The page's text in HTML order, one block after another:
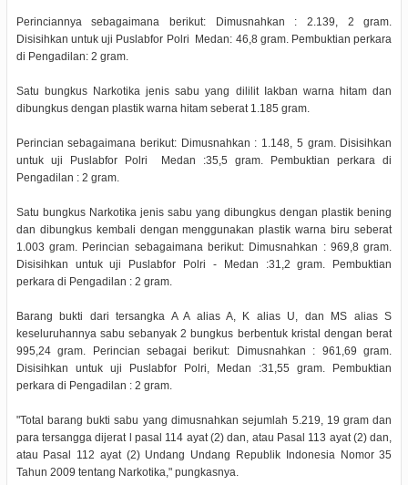
Perinciannya sebagaimana berikut: Dimusnahkan : 2.139, 2 gram.
Disisihkan untuk uji Puslabfor Polri Medan: 46,8 gram. Pembuktian perkara
di Pengadilan: 2 gram.
Satu bungkus Narkotika jenis sabu yang dililit Iakban warna hitam dan
dibungkus dengan plastik warna hitam seberat 1.185 gram.
Perincian sebagaimana berikut: Dimusnahkan : 1.148, 5 gram. Disisihkan
untuk uji Puslabfor Polri Medan :35,5 gram. Pembuktian perkara di
Pengadilan : 2 gram.
Satu bungkus Narkotika jenis sabu yang dibungkus dengan plastik bening
dan dibungkus kembali dengan menggunakan plastik warna biru seberat
1.003 gram. Perincian sebagaimana berikut: Dimusnahkan : 969,8 gram.
Disisihkan untuk uji Puslabfor Polri - Medan :31,2 gram. Pembuktian
perkara di Pengadilan : 2 gram.
Barang bukti dari tersangka A A alias A, K alias U, dan MS alias S
keseluruhannya sabu sebanyak 2 bungkus berbentuk kristal dengan berat
995,24 gram. Perincian sebagai berikut: Dimusnahkan : 961,69 gram.
Disisihkan untuk uji Puslabfor Polri, Medan :31,55 gram. Pembuktian
perkara di Pengadilan : 2 gram.
"Total barang bukti sabu yang dimusnahkan sejumlah 5.219, 19 gram dan
para tersangga dijerat l pasal 114 ayat (2) dan, atau Pasal 113 ayat (2) dan,
atau Pasal 112 ayat (2) Undang Undang Republik Indonesia Nomor 35
Tahun 2009 tentang Narkotika," pungkasnya.